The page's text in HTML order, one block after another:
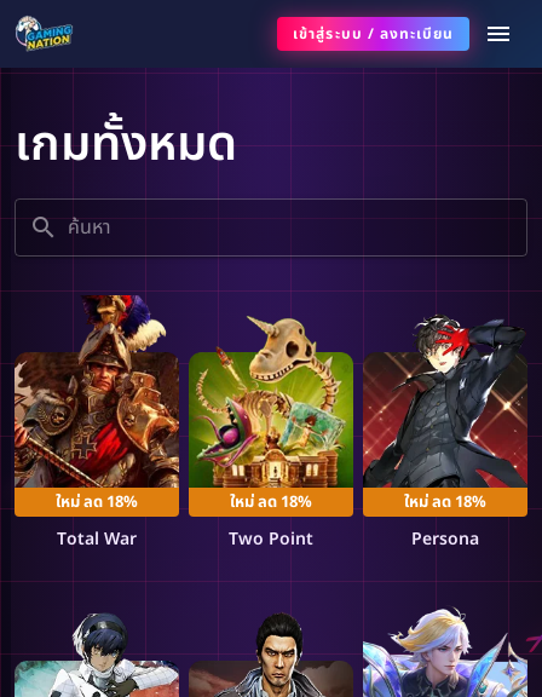
เข้าสู่ระบบ / ลงทะเบียน
เกมทั้งหมด
ใหม่ ลด 18%
Total War
ใหม่ ลด 18%
Two Point
ใหม่ ลด 18%
Persona